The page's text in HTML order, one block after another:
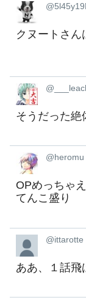
クヌートさん
そうだった絶
@heromu
OPめっちゃ
てんこ盛り
@ittarotte
ああ、１話飛